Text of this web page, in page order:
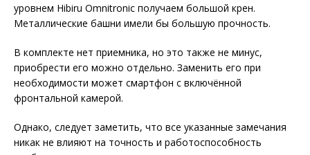
уровнем Hibiru Omnitronic получаем большой крен.
Металлические башни имели бы большую прочность.
В комплекте нет приемника, но это также не минус,
приобрести его можно отдельно. Заменить его при
необходимости может смартфон с включённой
фронтальной камерой.
Однако, следует заметить, что все указанные замечания
никак не влияют на точность и работоспособность